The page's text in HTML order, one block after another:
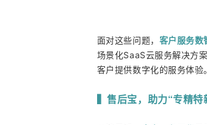
面对这些问题， 客户服务数
场景化SaaS云服务解决方
客户提供数字化的服务体验
▍售后宝，助力“专精特